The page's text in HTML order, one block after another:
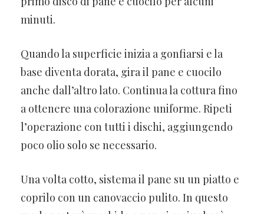
minuti.
Quando la superficie inizia a gonfiarsi e la
base diventa dorata, gira il pane e cuocilo
anche dall’altro lato. Continua la cottura fino
a ottenere una colorazione uniforme. Ripeti
l’operazione con tutti i dischi, aggiungendo
poco olio solo se necessario.
Una volta cotto, sistema il pane su un piatto e
coprilo con un canovaccio pulito. In questo